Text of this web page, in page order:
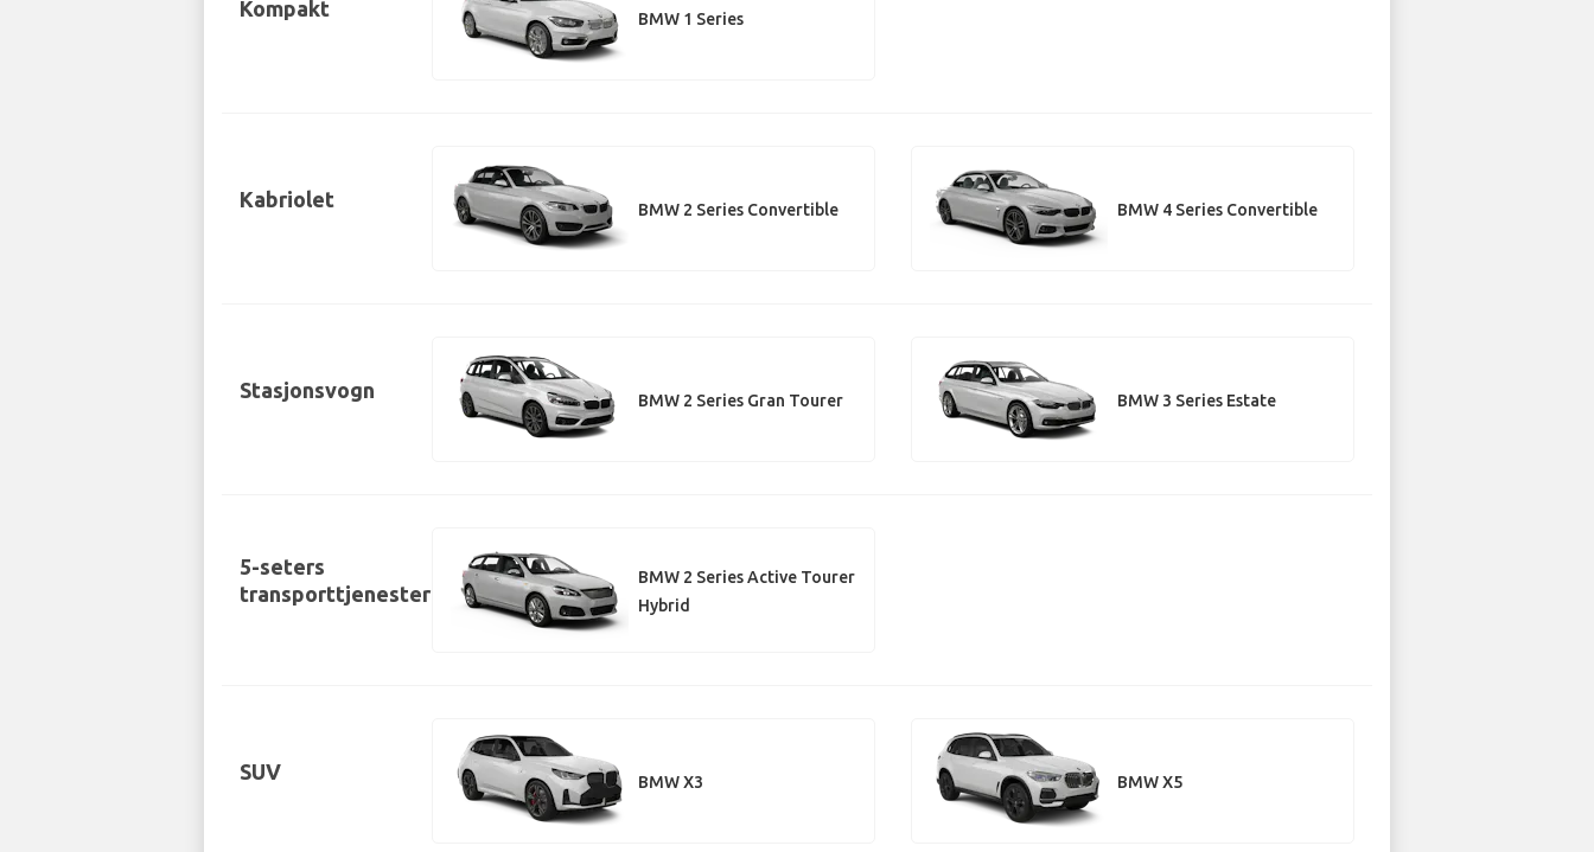
Kompakt BMW 1 Series
Kabriolet BMW 2 Series Convertible BMW 4 Series Convertible
Stasjonsvogn BMW 2 Series Gran Tourer BMW 3 Series Estate
5-seters
transporttjenester
BMW 2 Series Active Tourer
Hybrid
SUV BMW X3 BMW X5